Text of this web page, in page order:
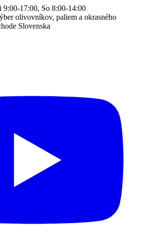
9:00-17:00, So 8:00-14:00
olivovníkov, paliem a okrasného
Slovenska